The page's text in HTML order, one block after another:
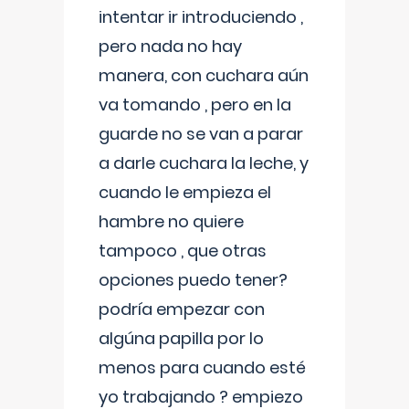
intentar ir introduciendo ,
pero nada no hay
manera, con cuchara aún
va tomando , pero en la
guarde no se van a parar
a darle cuchara la leche, y
cuando le empieza el
hambre no quiere
tampoco , que otras
opciones puedo tener?
podría empezar con
algúna papilla por lo
menos para cuando esté
yo trabajando ? empiezo